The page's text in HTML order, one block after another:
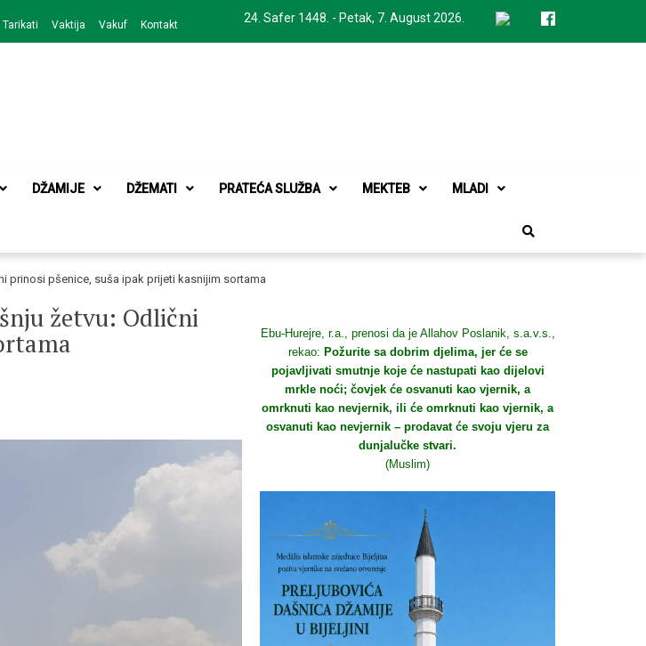
24. Safer 1448. - Petak, 7. August 2026.
Tarikati Vaktija Vakuf Kontakt
Bijeljina
DŽAMIJE DŽEMATI PRATEĆA SLUŽBA MEKTEB MLADI
prinosi pšenice, suša ipak prijeti kasnijim sortama
žetvu: Odlični
Ebu-Hurejre, r.a., prenosi da je Allahov Poslanik, s.a.v.s.,
rekao: Požurite sa dobrim djelima, jer će se
pojavljivati smutnje koje će nastupati kao dijelovi
mrkle noći; čovjek će osvanuti kao vjernik, a
omrknuti kao nevjernik, ili će omrknuti kao vjernik, a
osvanuti kao nevjernik – prodavat će svoju vjeru za
dunjalučke stvari.
(Muslim)